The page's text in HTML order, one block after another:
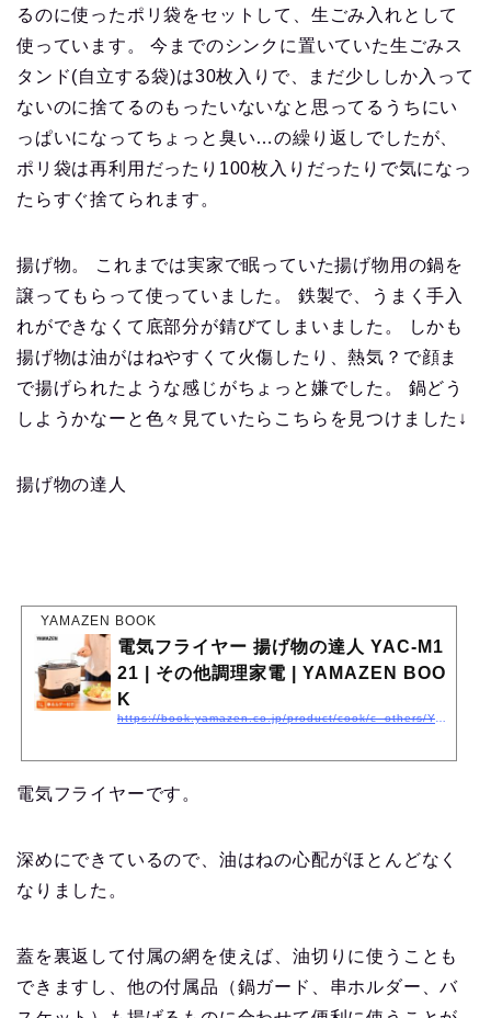
るのに使ったポリ袋をセットして、生ごみ入れとして
使っています。 今までのシンクに置いていた生ごみス
タンド(自立する袋)は30枚入りで、まだ少ししか入って
ないのに捨てるのもったいないなと思ってるうちにい
っぱいになってちょっと臭い…の繰り返しでしたが、
ポリ袋は再利用だったり100枚入りだったりで気になっ
たらすぐ捨てられます。
揚げ物。 これまでは実家で眠っていた揚げ物用の鍋を
譲ってもらって使っていました。 鉄製で、うまく手入
れができなくて底部分が錆びてしまいました。 しかも
揚げ物は油がはねやすくて火傷したり、熱気？で顔ま
で揚げられたような感じがちょっと嫌でした。 鍋どう
しようかなーと色々見ていたらこちらを見つけました↓
揚げ物の達人
YAMAZEN BOOK
電気フライヤー 揚げ物の達人 YAC-M1
21 | その他調理家電 | YAMAZEN BOO
K
電気フライヤーです。
深めにできているので、油はねの心配がほとんどなく
なりました。
蓋を裏返して付属の網を使えば、油切りに使うことも
できますし、他の付属品（鍋ガード、串ホルダー、バ